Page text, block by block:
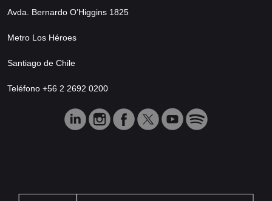
Avda. Bernardo O’Higgins 1825
Metro Los Héroes
Santiago de Chile
Teléfono +56 2 2692 0200